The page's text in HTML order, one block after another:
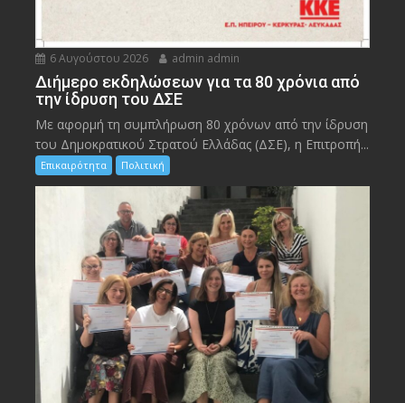
6 Αυγούστου 2026 admin admin
Διήμερο εκδηλώσεων για τα 80 χρόνια από
την ίδρυση του ΔΣΕ
Με αφορμή τη συμπλήρωση 80 χρόνων από την ίδρυση
του Δημοκρατικού Στρατού Ελλάδας (ΔΣΕ), η Επιτροπή...
Επικαιρότητα Πολιτική